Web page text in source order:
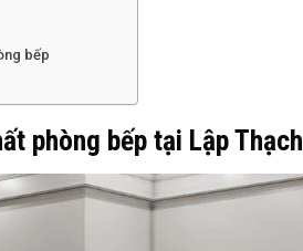
bếp
phòng bếp tại Lập Thạch